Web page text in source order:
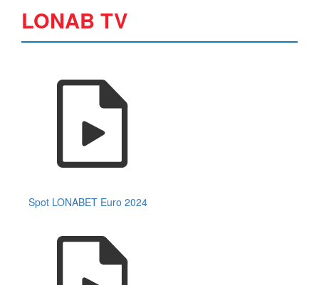
LONAB TV
Spot LONABET Euro 2024